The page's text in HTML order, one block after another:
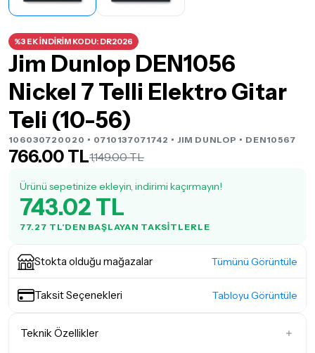
%3 EK İNDİRİM KODU: DR2026
Jim Dunlop DEN1056
Nickel 7 Telli Elektro Gitar
Teli (10-56)
106030720020 • 0710137071742 • JIM DUNLOP • DEN10567
766.00 TL1,149.00 TL
Ürünü sepetinize ekleyin, indirimi kaçırmayın!
743.02 TL
77.27 TL'DEN BAŞLAYAN TAKSITLERLE
Stokta olduğu mağazalar Tümünü Görüntüle
Taksit Seçenekleri Tabloyu Görüntüle
Teknik Özellikler